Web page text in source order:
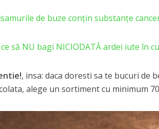
de buze conțin substanțe
să NU bagi NICIODATĂ ardei iute în
, insa: daca doresti sa te bucuri de
alege un sortiment cu minimum